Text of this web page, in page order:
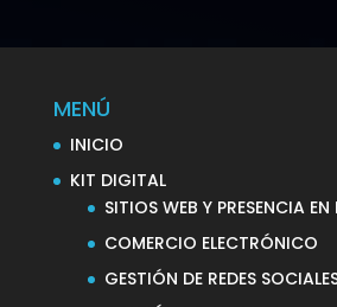
MENÚ
INICIO
KIT DIGITAL
SITIOS WEB Y PRESENCIA EN
COMERCIO ELECTRÓNICO
GESTIÓN DE REDES